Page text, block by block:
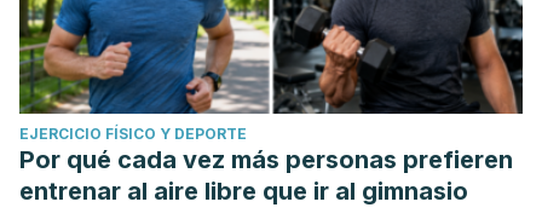
EJERCICIO FÍSICO Y DEPORTE
Por qué cada vez más personas prefieren
entrenar al aire libre que ir al gimnasio